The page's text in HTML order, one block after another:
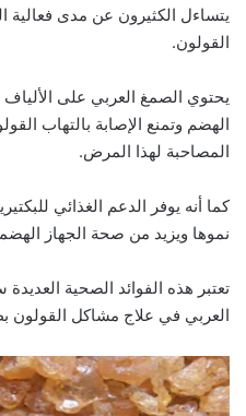
يتساءل الكثيرون عن مدى
القولون.
يحتوي الصمغ العربي على
الهضم وتمنع الإصابة بالتهاب
المصاحبة لهذا المرض.
كما أنه يوفر الدعم الغذائي
نموها ويزيد من صحة الجهاز
تعتبر هذه الفوائد الصحية
العربي في علاج مشاكل القولون